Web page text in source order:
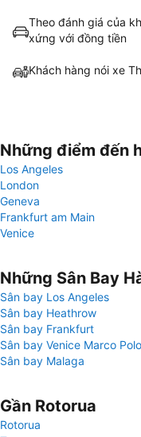
Theo đánh giá của
xứng với đồng tiền
Khách hàng nói xe
Những điểm đến
Los Angeles
London
Geneva
Frankfurt am Main
Venice
Những Sân Bay
Sân bay Los Angeles
Sân bay Heathrow
Sân bay Frankfurt
Sân bay Venice Marco Polo
Sân bay Malaga
Gần Rotorua
Rotorua